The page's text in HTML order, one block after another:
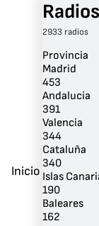
Inicio
2933 radios
Provincia
Madrid
453
Andalucía
391
Valencia
344
Cataluña
340
Islas
190
Baleares
162